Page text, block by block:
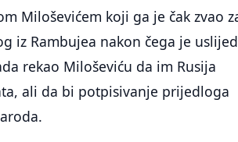
Miloševićem koji ga je čak zvao
iz Rambujea nakon čega je
rekao Miloševiću da im Rusija
ali da bi potpisivanje prijedloga